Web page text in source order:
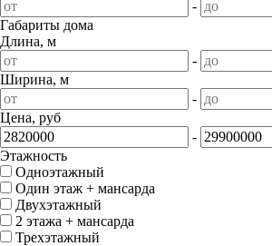
-
Габариты дома
Длина, м
-
Ширина, м
-
Цена, руб
-
Этажность
Одноэтажный
Один этаж + мансарда
Двухэтажный
2 этажа + мансарда
Трехэтажный